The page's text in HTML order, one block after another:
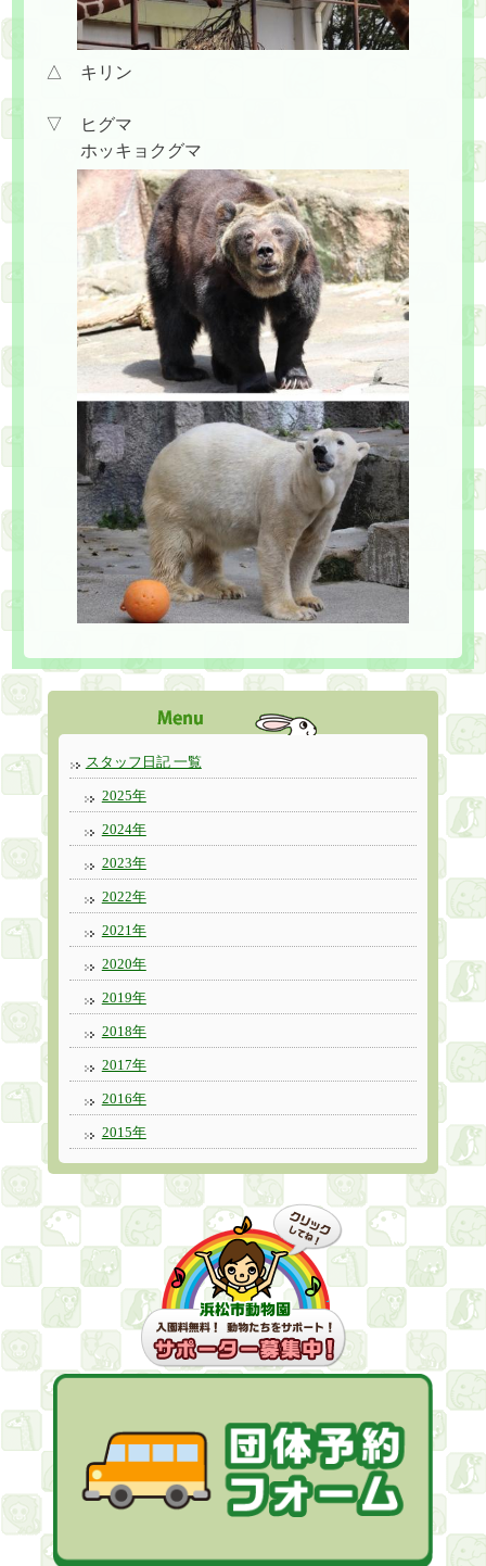
△ キリン
▽ ヒグマ
ホッキョクグマ
スタッフ日記 一覧
2025年
2024年
2023年
2022年
2021年
2020年
2019年
2018年
2017年
2016年
2015年